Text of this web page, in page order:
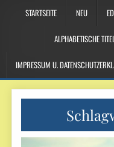
STARTSEITE NEU
ALPHABETISCHE
IMPRESSUM U.